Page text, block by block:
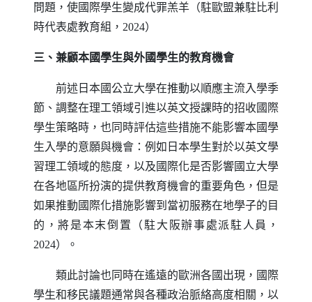
問題，使國際學生變成代罪羔羊（駐歐盟兼駐比利
時代表處教育組，2024）
三、兼顧本國學生與外國學生的教育機會
前述日本國公立大學在推動以順應主流入學季
節、調整在理工領域引進以英文授課時的招收國際
學生策略時，也同時評估這些措施不能影響本國學
生入學的意願與機會：例如日本學生對於以英文學
習理工領域的態度，以及國際化是否影響國立大學
在各地區所扮演的提供教育機會的重要角色，但是
如果推動國際化措施影響到當初服務在地學子的目
的，將是本末倒置（駐大阪辦事處派駐人員，
2024）。
類此討論也同時在遙遠的歐洲各國出現，國際
學生和移民議題通常與各種政治脈絡高度相關，以